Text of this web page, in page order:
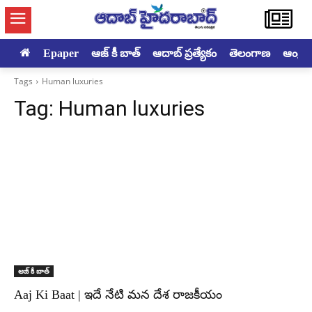
Epaper ఆజ్ కీ బాత్ ఆదాబ్ ప్రత్యేకం తెలంగాణ
Tags Human luxuries
Tag: Human luxuries
ఆజ్ కీ బాత్
Aaj Ki Baat | ఇదే నేటి మన దేశ రాజకీయం